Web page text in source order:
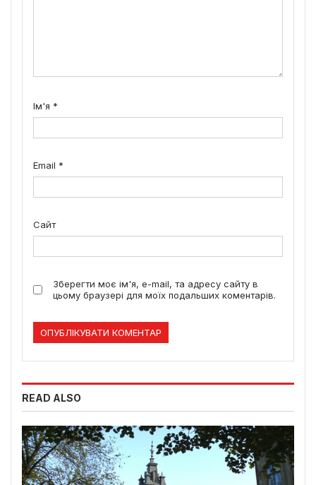
Ім'я *
Email *
Сайт
Зберегти моє ім'я, e-mail, та адресу сайту в
цьому браузері для моїх подальших коментарів.
READ ALSO